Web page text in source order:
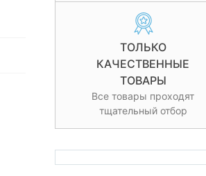
ТОЛЬКО
КАЧЕСТВЕННЫЕ
ТОВАРЫ
Все товары проходят
тщательный отбор